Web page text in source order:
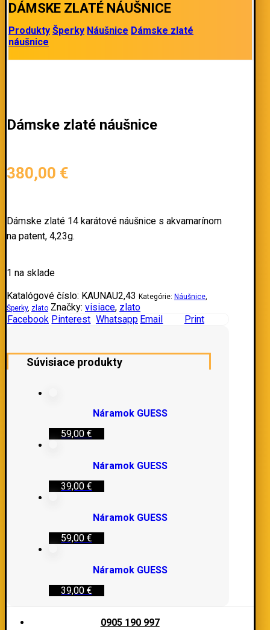
DÁMSKE ZLATÉ NÁUŠNICE
Produkty Šperky Náušnice Dámske zlaté
náušnice
Dámske zlaté náušnice
380,00 €
Dámske zlaté 14 karátové náušnice s akvamarínom
na patent, 4,23g.
1 na sklade
Katalógové číslo: KAUNAU2,43 Kategórie: Náušnice,
Šperky, zlato Značky: visiace, zlato
Facebook Pinterest Whatsapp Email Print
Súvisiace produkty
Náramok GUESS
59,00 €
Náramok GUESS
39,00 €
Náramok GUESS
59,00 €
Náramok GUESS
39,00 €
0905 190 997